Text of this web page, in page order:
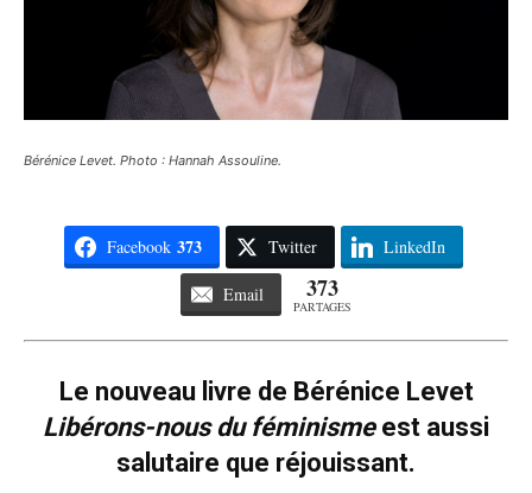
Bérénice Levet. Photo : Hannah Assouline.
Facebook 373 Twitter LinkedIn
Email 373
PARTAGES
Le nouveau livre de Bérénice Levet
Libérons-nous du féminisme est aussi
salutaire que réjouissant.